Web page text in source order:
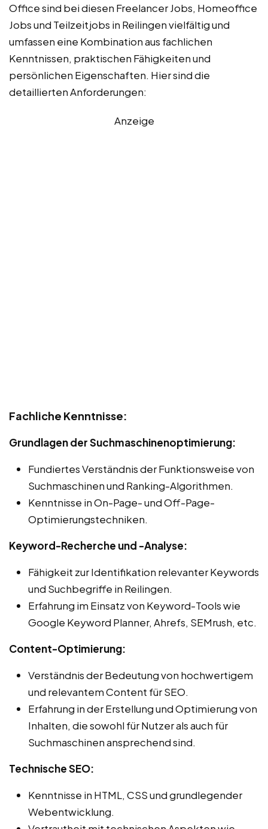
Office sind bei diesen Freelancer Jobs, Homeoffice
Jobs und Teilzeitjobs in Reilingen vielfältig und
umfassen eine Kombination aus fachlichen
Kenntnissen, praktischen Fähigkeiten und
persönlichen Eigenschaften. Hier sind die
detaillierten Anforderungen:
Anzeige
Fachliche Kenntnisse:
Grundlagen der Suchmaschinenoptimierung:
Fundiertes Verständnis der Funktionsweise von
Suchmaschinen und Ranking-Algorithmen.
Kenntnisse in On-Page- und Off-Page-
Optimierungstechniken.
Keyword-Recherche und -Analyse:
Fähigkeit zur Identifikation relevanter Keywords
und Suchbegriffe in Reilingen.
Erfahrung im Einsatz von Keyword-Tools wie
Google Keyword Planner, Ahrefs, SEMrush, etc.
Content-Optimierung:
Verständnis der Bedeutung von hochwertigem
und relevantem Content für SEO.
Erfahrung in der Erstellung und Optimierung von
Inhalten, die sowohl für Nutzer als auch für
Suchmaschinen ansprechend sind.
Technische SEO:
Kenntnisse in HTML, CSS und grundlegender
Webentwicklung.